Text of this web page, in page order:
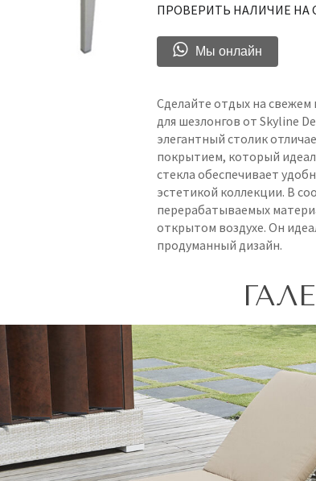
ПРОВЕРИТЬ НАЛИЧИЕ НА
Мы онлайн
Сделайте отдых на
для шезлонгов от Skyline
элегантный столик
покрытием, который
стекла обеспечивает
эстетикой коллекции. В
перерабатываемых
открытом воздухе. Он
продуманный дизайн.